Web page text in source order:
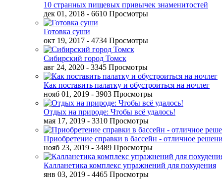
10 странных пищевых привычек знаменитостей
дек 01, 2018 - 6610 Просмотры
Готовка суши
окт 19, 2017 - 4734 Просмотры
Сибирский город Томск
авг 24, 2020 - 3345 Просмотры
Как поставить палатку и обустроиться на ночлег
нояб 01, 2019 - 3903 Просмотры
Отдых на природе: Чтобы всё удалось!
мая 17, 2019 - 3310 Просмотры
Приобретение справки в бассейн - отличное
нояб 23, 2019 - 3489 Просмотры
Калланетика комплекс упражнений для похудения
янв 03, 2019 - 4465 Просмотры